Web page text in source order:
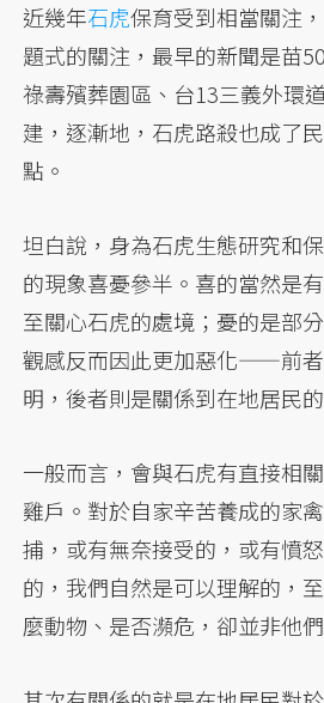
近幾年石虎保育受到相當關注
題式的關注，最早的新聞是苗
祿壽殯葬園區、台13三義外環
建，逐漸地，石虎路殺也成了
點。
坦白說，身為石虎生態研究和
的現象喜憂參半。喜的當然是
至關心石虎的處境；憂的是部
觀感反而因此更加惡化——前
明，後者則是關係到在地居民
一般而言，會與石虎有直接相
雞戶。對於自家辛苦養成的家
捕，或有無奈接受的，或有憤
的，我們自然是可以理解的，
麼動物、是否瀕危，卻並非他